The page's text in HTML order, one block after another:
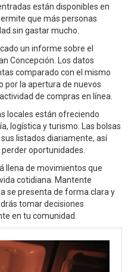
están disponibles en
que más personas
sin gastar mucho.
un informe sobre el
Concepción. Los datos
comparado con el mismo
por la apertura de nuevos
de compras en línea.
locales están ofreciendo
logística y turismo. Las bolsas
listados diariamente, así
oportunidades.
llena de movimientos que
cotidiana. Mantente
se presenta de forma clara y
tomar decisiones
en tu comunidad.